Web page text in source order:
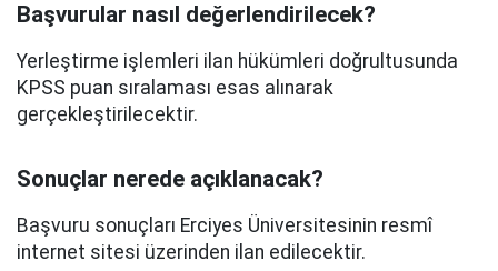
Başvurular nasıl değerlendirilecek?
Yerleştirme işlemleri ilan hükümleri doğrultusunda
KPSS puan sıralaması esas alınarak
gerçekleştirilecektir.
Sonuçlar nerede açıklanacak?
Başvuru sonuçları Erciyes Üniversitesinin resmî
internet sitesi üzerinden ilan edilecektir.